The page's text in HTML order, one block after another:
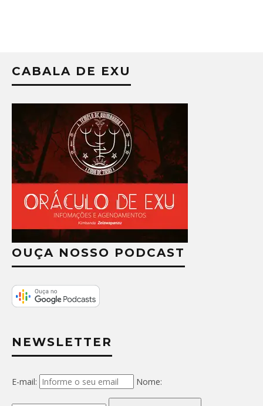
CABALA DE EXU
OUÇA NOSSO PODCAST
NEWSLETTER
E-mail: Nome: